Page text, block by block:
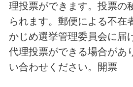
理投票ができます。投票の
られます。郵便による不在
かじめ選挙管理委員会に届
代理投票ができる場合があ
い合わせください。開票